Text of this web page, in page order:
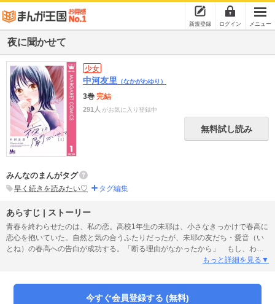
新規登録 ログイン メニュー
夜に聞かせて
少女
中河友里 （なかがわゆり）
3巻 完結
291人 がお気に入り登録中
無料試し読み
みんなのまんがタグ
早く続きを読みたい♡ タグ編集
あらすじ | ストーリー
青春を終わらせたのは、私の恋。高校1年生の未耶は、小さなきっかけで春高に
恋心を抱いていた。自然と気の合うふたりだったが、未耶の友だち・愛音（い
とね）の春高への告白が成功する。「断る理由がなかったから」 もし、わた
しが先に告白していたら――…諦めようとしても未耶の気持ちは大きくなるば
スペンス
もっと詳細を見る▼
今すぐ会員登録する (無料)